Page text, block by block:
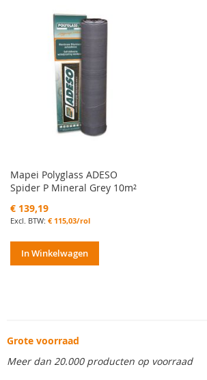
Mapei Polyglass ADESO
Spider P Mineral Grey 10m²
€ 139,19
€ 115,03/rol
In Winkelwagen
Grote voorraad
Meer dan 20.000 producten op voorraad